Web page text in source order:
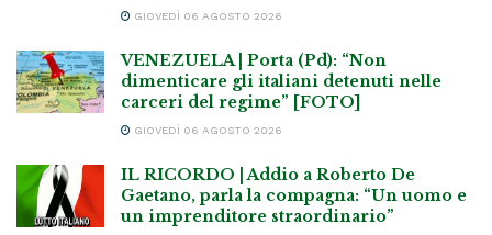
GIOVEDÌ 06 AGOSTO 2026
VENEZUELA | Porta (Pd): “Non
dimenticare gli italiani detenuti nelle
carceri del regime” [FOTO]
GIOVEDÌ 06 AGOSTO 2026
IL RICORDO | Addio a Roberto De
Gaetano, parla la compagna: “Un uomo e
un imprenditore straordinario”